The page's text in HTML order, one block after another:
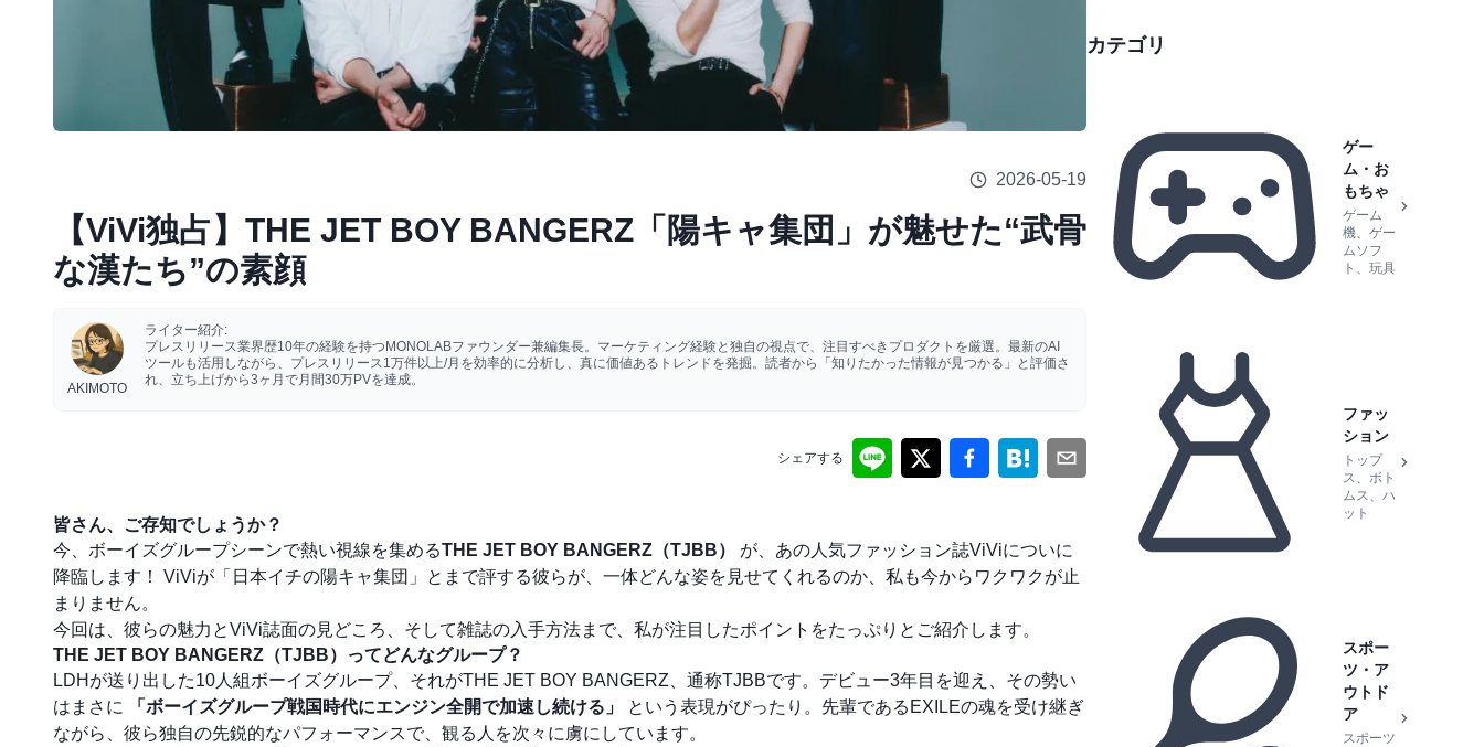
2026-05-19
【ViVi独占】THE JET BOY BANGERZ「陽キャ集団」が魅せた“武骨
な漢たち”の素顔
AKIMOTO
ライター紹介:
プレスリリース業界歴10年の経験を持つMONOLABファウンダー兼編集長。マーケティング経験と独自の視点で、注目すべきプロダクトを厳選。最新のAI
ツールも活用しながら、プレスリリース1万件以上/月を効率的に分析し、真に価値あるトレンドを発掘。読者から「知りたかった情報が見つかる」と評価さ
れ、立ち上げから3ヶ月で月間30万PVを達成。
シェアする
皆さん、ご存知でしょうか？
今、ボーイズグループシーンで熱い視線を集めるTHE JET BOY BANGERZ（TJBB）
が、あの人気ファッション誌ViViについに
降臨します！ ViViが「日本イチの陽キャ集団」とまで評する彼らが、一体どんな姿を見せてくれるのか、私も今からワクワクが止
まりません。
今回は、彼らの魅力とViVi誌面の見どころ、そして雑誌の入手方法まで、私が注目したポイントをたっぷりとご紹介します。
THE JET BOY BANGERZ（TJBB）ってどんなグループ？
LDHが送り出した10人組ボーイズグループ、それがTHE JET BOY BANGERZ、通称TJBBです。デビュー3年目を迎え、その勢い
はまさに
「ボーイズグループ戦国時代にエンジン全開で加速し続ける」
という表現がぴったり。先輩であるEXILEの魂を受け継ぎ
ながら、彼ら独自の先鋭的なパフォーマンスで、観る人を次々に虜にしています。
カテゴリ
ゲー
ム・お
もちゃ
ゲーム
機、ゲー
ムソフ
ト、玩具
ファッ
ション
トップ
ス、ボト
ムス、ハ
ット
スポー
ツ・ア
ウトド
ア
スポーツ